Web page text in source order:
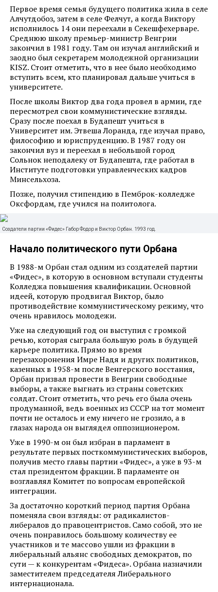
Первое время семья будущего политика жила в селе
Алчутдобоз, затем в селе Фелчут, а когда Виктору
исполнилось 14 они переехали в Секешфехерваре.
Среднюю школу премьер-министр Венгрии
закончил в 1981 году. Там он изучал английский и
заодно был секретарем молодежной организации
KISZ. Стоит отметить, что в нее было необходимо
вступить всем, кто планировал дальше учиться в
университете.
После школы Виктор два года провел в армии, где
пересмотрел свои коммунистические взгляды.
Сразу после поехал в Будапешт учиться в
Университет им. Этвеша Лоранда, где изучал право,
философию и юриспруденцию. В 1987 году он
закончил вуз и переехал в небольшой город
Сольнок неподалеку от Будапешта, где работал в
Институте подготовки управленческих кадров
Минсельхоза.
Позже, получил стипендию в Пемброк-колледже
Оксфордам, где учился на политолога.
Cоздатели партии «Фидес» Габор Фодор и Виктор Орбан. 1993 год.
Начало политического пути Орбана
В 1988-м Орбан стал одним из создателей партии
«Фидес», в которую в основном вступали студенты
Колледжа повышения квалификации. Основной
идеей, которую продвигал Виктор, было
противодействие коммунистическому режиму, что
очень нравилось молодежи.
Уже на следующий год он выступил с громкой
речью, которая сыграла большую роль в будущей
карьере политика. Прямо во время
перезахоронения Имре Надя и других политиков,
казенных в 1958-м после Венгерского восстания,
Орбан призвал провести в Венгрии свободные
выборы, а также выгнать из страны советских
солдат. Стоит отметить, что речь его была очень
продуманной, ведь военных из СССР на тот момент
почти не осталось и ему ничего не грозило, а в
глазах народа он выглядел оппозиционером.
Уже в 1990-м он был избран в парламент в
результате первых посткоммунистических выборов,
получив место главы партии «Фидес», а уже в 93-м
стал президентом фракции. В парламенте он
возглавлял Комитет по вопросам европейской
интеграции.
За достаточно короткий период партия Орбана
поменяла свои взгляды: от радикалистов-
либералов до правоцентристов. Само собой, это не
очень понравилось большому количеству ее
участников и те массово ушли из фракции в
либеральный альянс свободных демократов, по
сути — к конкурентам «Фидеса». Орбана назначили
заместителем председателя Либерального
интернационала.